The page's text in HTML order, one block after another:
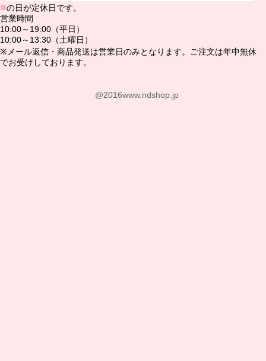
■の日が定休日です。
営業時間
10:00～19:00（平日）
10:00～13:30（土曜日）
※メール返信・商品発送は営業日のみとなります。ご注文は年中無休
でお受けしております。
@2016www.ndshop.jp